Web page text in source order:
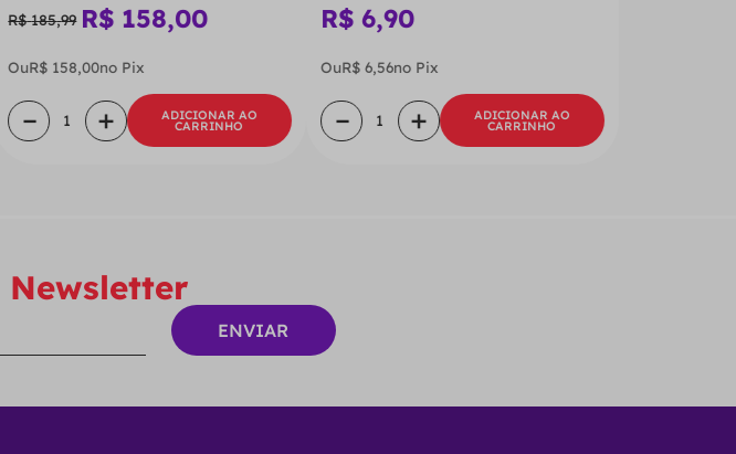
R$ 185,99 R$ 158,00
OuR$ 158,00no Pix
＋
－ ADICIONAR AO
CARRINHO
R$ 6,90
OuR$ 6,56no Pix
＋
－ ADICIONAR AO
CARRINHO
Newsletter